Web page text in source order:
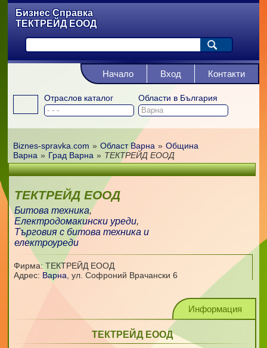
Бизнес Справка
ТЕКТРЕЙД ЕООД
Отраслов каталог Области в България
Начало Вход Контакти
Biznes-spravka.com » Област Варна » Община
Варна » Град Варна » ТЕКТРЕЙД ЕООД
ТЕКТРЕЙД ЕООД
Битова техника,
Електродомакински уреди,
Търговия с битова техника и
електроуреди
Фирма: ТЕКТРЕЙД ЕООД
Адрес: Варна ул. Софроний Врачански 6
Информация
ТЕКТРЕЙД ЕООД